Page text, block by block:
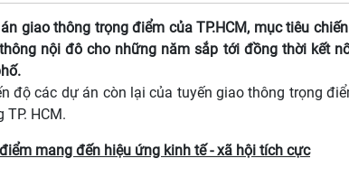
giao thông trọng điểm của TP.HCM, mục tiêu
nội đô cho những năm sắp tới đồng thời kết
độ các dự án còn lại của tuyến giao thông trọng
HCM.
mang đến hiệu ứng kinh tế - xã hội tích cực